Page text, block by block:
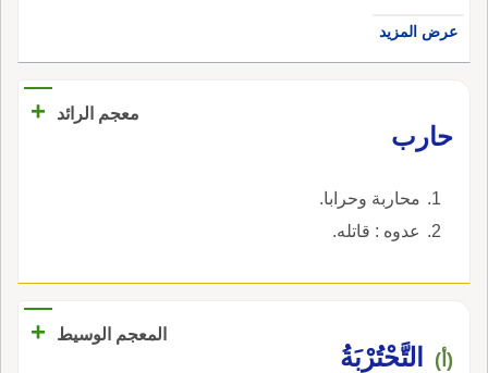
عرض المزيد
معجم الرائد
+
حارب
محاربة وحرابا.
عدوه : قاتله.
المعجم الوسيط +
(أ) التَّحْتُرْبَةُ